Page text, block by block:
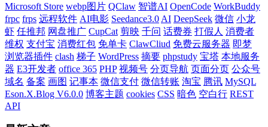
Microsoft Store webp图片 QClaw 智谱AI OpenCode WorkBuddy
frpc frps 远程软件 AI电影 Seedance3.0 AI DeepSeek 微信 小龙
虾 任推邦 网盘推广 CupCat 剪映 千问 话费券 打假人 消费者
维权 支付宝 消费红包 免单卡 ClawCliud 免费云服务器 即梦
浏览器插件 clash 梯子 WordPress 摘要 phpstudy 宝塔 本地服务
器 E3开发者 office 365 PHP 视频号 分页导航 页面分页 公众号
域名 备案 画图 记事本 微信支付 微信转账 淘宝 腾讯 MySQL
Eson.X.Blog V6.0.0 博客主题 cookies CSS 暗色 空白行 REST
API